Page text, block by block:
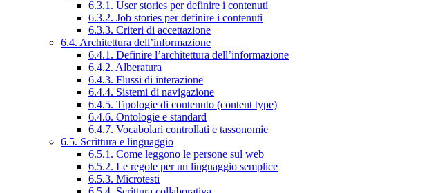
6.3.1. User stories per definire i contenuti
6.3.2. Job stories per definire i contenuti
6.3.3. Criteri di accettazione
6.4. Architettura dell’informazione
6.4.1. Definire l’architettura dell’informazione
6.4.2. Alberatura
6.4.3. Flussi di interazione
6.4.4. Sistemi di navigazione
6.4.5. Tipologie di contenuto (content type)
6.4.6. Ontologie e standard
6.4.7. Vocabolari controllati e tassonomie
6.5. Scrittura e linguaggio
6.5.1. Come leggono le persone sul web
6.5.2. Le regole per un linguaggio semplice
6.5.3. Microtesti